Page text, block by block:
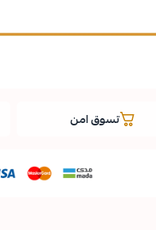
تسوق امن